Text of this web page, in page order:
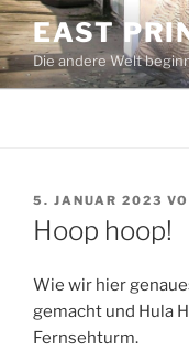
Zum
Inhalt
springen
EAST
Die andere Welt
VERÖFFENTLICHT
AM
5. JANUAR 2023
Hoop hoop!
Wie wir hier
gemacht und Hula
Fernsehturm.